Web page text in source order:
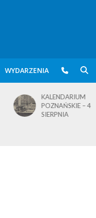
WYDARZENIA
KALENDARIUM
POZNAŃSKIE – 4
SIERPNIA